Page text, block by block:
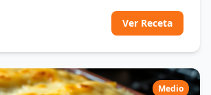
Ver Receta
Medio